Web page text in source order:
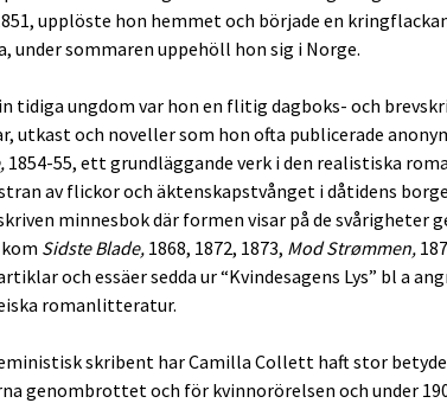
upplöste hon hemmet och började en
under sommaren uppehöll hon sig i Norge.
tidiga ungdom var hon en flitig dagboks- och
utkast och noveller som hon ofta publicerade
1854-55, ett grundläggande verk i den realistiska
av flickor och äktenskapstvånget i dåtidens
minnesbok där formen visar på de svårigheter
Sidste Blade, 1868, 1872, 1873, Mod Strømmen,
och essäer sedda ur “Kvindesagens Lys” bl a
romanlitteratur.
skribent har Camilla Collett haft stor
genombrottet och för kvinnorörelsen och under